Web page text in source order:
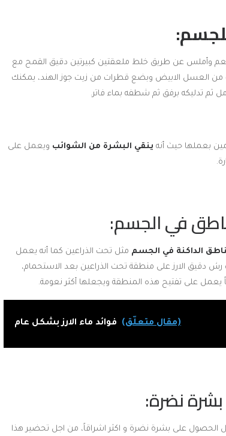
وأملس عن طريق خلط ملعقتين كبيرتين دقيق القمح مع
وربع كوب من السكر و4 ملاعق كبيرة من العسل الابيض وبضع قطرات من زيت جوز الهند، يمكنك
ثم تدليكه برفق ثم شطفه بماء فاتر.
بعملها حيث أنه ينقي البشرة من الشوائب ويعمل على
الداكنة في الجسم مثل تحت الذراعين كما أنه يعمل
دقيق الارز على منطقة تحت الذراعين بعد الاستحمام،
يعمل على تفتيح هذه المنطقة ويجعلها أكثر نعومة.
(مقال متعلّق) فوائد ماء الارز بشكل عام
الحصول على بشرة نضرة و اكثر اشراقاً، من اجل تحضير هذا